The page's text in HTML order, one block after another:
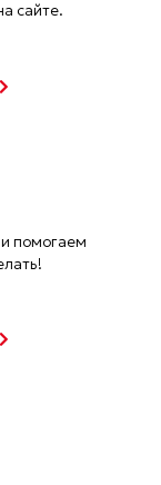
сайте.
помогаем